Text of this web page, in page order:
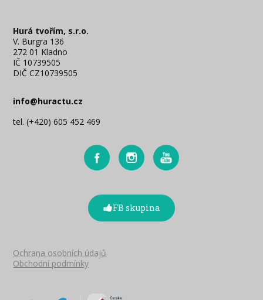
Hurá tvořím, s.r.o.
V. Burgra 136
272 01 Kladno
IČ 10739505
DIČ CZ10739505
info@huractu.cz
tel. (+420) 605 452 469
FB skupina
Ochrana osobních údajů
Obchodní podmínky